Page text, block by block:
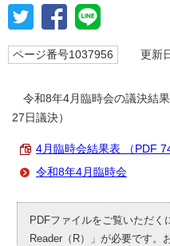
ページ番号1037956 更新
令和8年4月臨時会の議決結
27日議決）
4月臨時会結果表 （PDF
令和8年4月臨時会
PDFファイルをご覧いただく
Reader（R）」が必要です。